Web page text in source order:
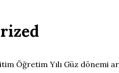
Öğretim Yılı Güz dönemi